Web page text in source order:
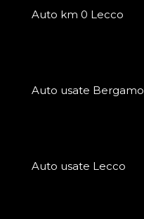
Auto km 0 Lecco
Auto usate Bergamo
Auto usate Lecco